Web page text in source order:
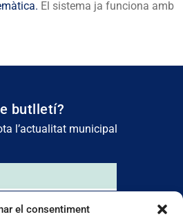
el consentiment
El sistema ja funciona amb
butlletí?
l’actualitat municipal